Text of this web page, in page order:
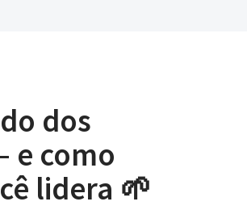
dos
e como
lidera 🌱